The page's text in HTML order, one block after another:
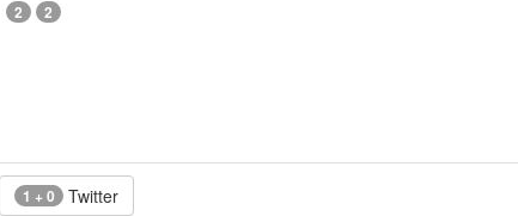
2 2
1 + 0 Twitter